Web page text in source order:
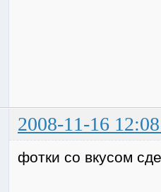
2008-11-16
фотки со вкусом